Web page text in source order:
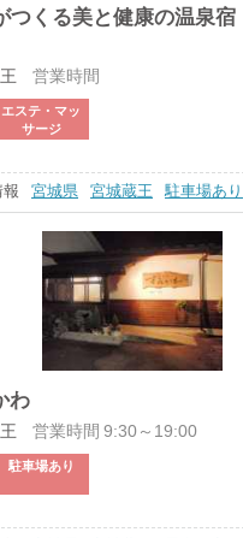
がつくる美と健康の温泉
営業時間
エステ・マッ
サージ
宮城県 宮城蔵王 駐車場あり
わ
営業時間 9:30～19:00
駐車場あり